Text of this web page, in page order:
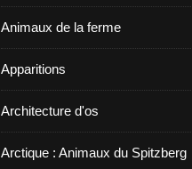
Animaux de la ferme
Apparitions
Architecture d'os
Arctique : Animaux du Spitzberg